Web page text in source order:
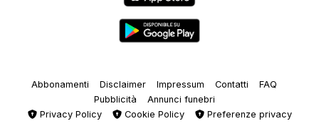
Abbonamenti Disclaimer Impressum Contatti
FAQ
Pubblicità
Annunci funebri
Privacy Policy
Cookie Policy Preferenze privacy